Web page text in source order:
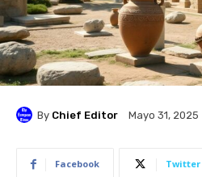
By Chief Editor Mayo 31, 2025
Facebook Twitter